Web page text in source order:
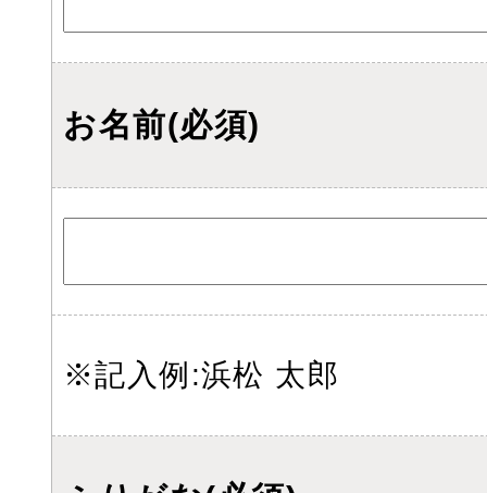
お名前(必須)
※記入例:浜松 太郎